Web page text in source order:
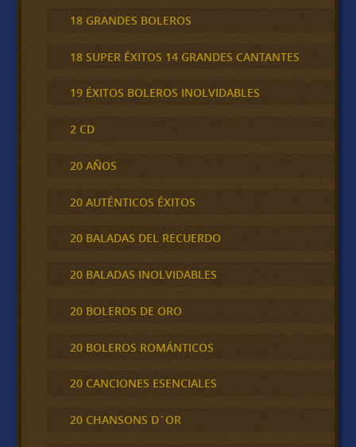
18 GRANDES BOLEROS
18 SUPER ÉXITOS 14 GRANDES CANTANTES
19 ÉXITOS BOLEROS INOLVIDABLES
2 CD
20 AÑOS
20 AUTÉNTICOS ÉXITOS
20 BALADAS DEL RECUERDO
20 BALADAS INOLVIDABLES
20 BOLEROS DE ORO
20 BOLEROS ROMÁNTICOS
20 CANCIONES ESENCIALES
20 CHANSONS D´OR